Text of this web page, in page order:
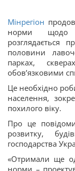
Мінрегіон
норми щодо
розглядається
половини
парках,
обов’язковими
Це необхідно
населення,
похилого віку.
Про це
розвитку,
господарства
«Отримали ще
норми –